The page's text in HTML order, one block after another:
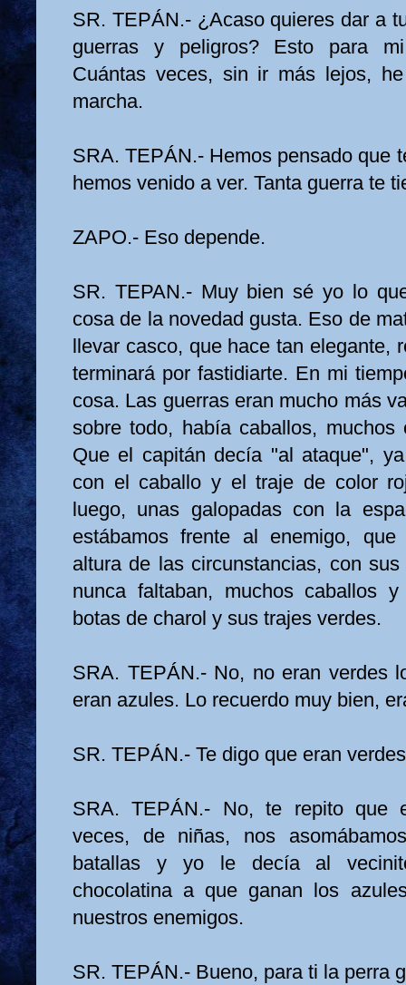
SR. TEPÁN.- ¿Acaso quieres dar a
guerras y peligros? Esto para
Cuántas veces, sin ir más lejos,
marcha.
SRA. TEPÁN.- Hemos pensado que
hemos venido a ver. Tanta guerra te
ZAPO.- Eso depende.
SR. TEPAN.- Muy bien sé yo lo
cosa de la novedad gusta. Eso de
llevar casco, que hace tan elegante,
terminará por fastidiarte. En mi
cosa. Las guerras eran mucho más
sobre todo, había caballos, muchos
Que el capitán decía "al ataque",
con el caballo y el traje de color
luego, unas galopadas con la
estábamos frente al enemigo,
altura de las circunstancias, con
nunca faltaban, muchos caballos
botas de charol y sus trajes verdes.
SRA. TEPÁN.- No, no eran verdes
eran azules. Lo recuerdo muy bien,
SR. TEPÁN.- Te digo que eran
SRA. TEPÁN.- No, te repito que
veces, de niñas, nos
batallas y yo le decía al
chocolatina a que ganan los
nuestros enemigos.
SR. TEPÁN.- Bueno, para ti la perra